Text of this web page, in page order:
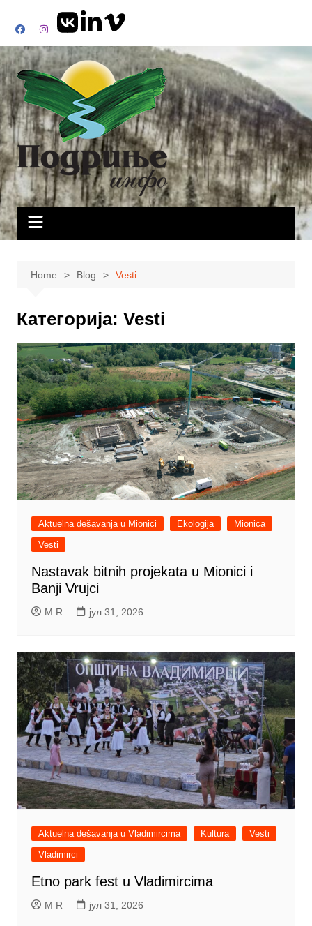
Home Blog Vesti
Категорија: Vesti
Aktuelna dešavanja u Mionici Ekologija
Mionica
Vesti
Nastavak bitnih projekata u Mionici i
Banji Vrujci
M R јул 31, 2026
Aktuelna dešavanja u Vladimircima Kultura
Vesti
Vladimirci
Etno park fest u Vladimircima
M R јул 31, 2026